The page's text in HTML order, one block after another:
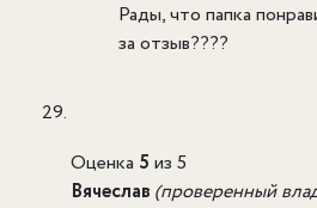
Рады, что папка
за отзыв????
Оценка 5 из 5
Вячеслав (проверенный